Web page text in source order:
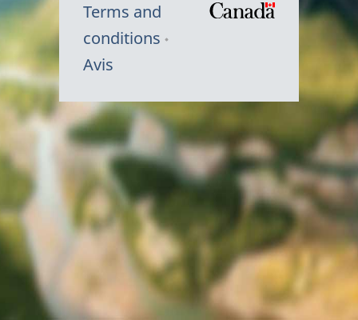
Terms and
conditions
Avis
Canada